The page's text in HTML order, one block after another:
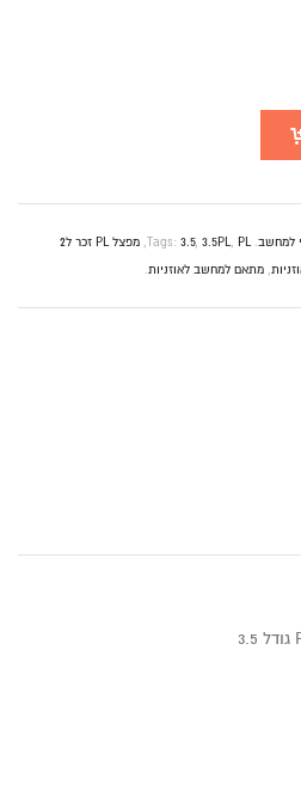
למחשב.
Tags: 3.5, 3.5PL, PL
,
מפצל PL זכר ל2
, מתאם למחשב לאוזניות.